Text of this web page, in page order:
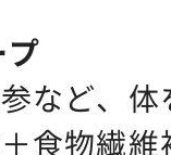
など、体
食物繊